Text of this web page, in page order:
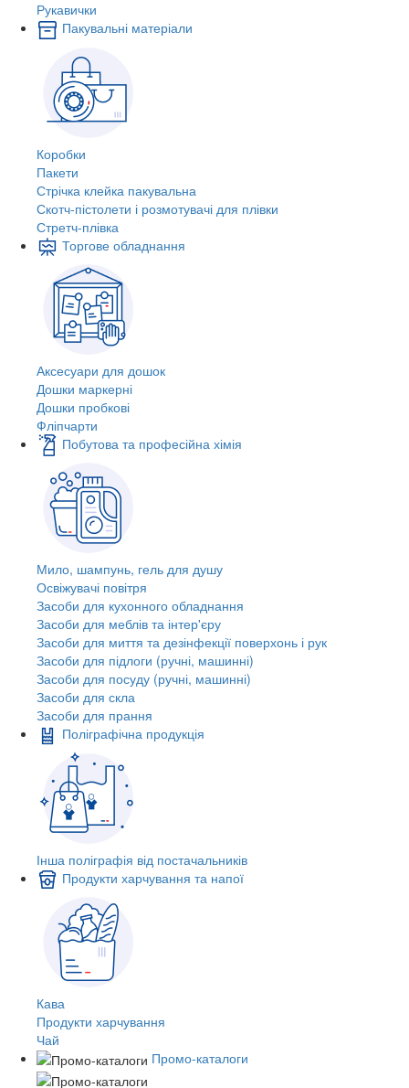
Рукавички
Пакувальні матеріали
Коробки
Пакети
Стрічка клейка пакувальна
Скотч-пістолети і розмотувачі для плівки
Стретч-плівка
Торгове обладнання
Аксесуари для дошок
Дошки маркерні
Дошки пробкові
Фліпчарти
Побутова та професійна хімія
Мило, шампунь, гель для душу
Освіжувачі повітря
Засоби для кухонного обладнання
Засоби для меблів та інтер'єру
Засоби для миття та дезінфекції поверхонь і рук
Засоби для підлоги (ручні, машинні)
Засоби для посуду (ручні, машинні)
Засоби для скла
Засоби для прання
Поліграфічна продукція
Інша поліграфія від постачальників
Продукти харчування та напої
Кава
Продукти харчування
Чай
Промо-каталоги